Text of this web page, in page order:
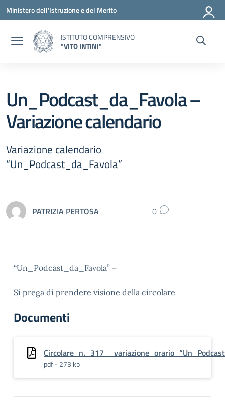
Vai ai contenuti
Vai al menu di navigazione
Vai al footer
Ministero dell'Istruzione e del Merito
ISTITUTO COMPRENSIVO
"VITO INTINI"
Un_Podcast_da_Favola –
Variazione calendario
Variazione calendario
“Un_Podcast_da_Favola”
PATRIZIA PERTOSA 0
“Un_Podcast_da_Favola” –
Si prega di prendere visione della circolare
Documenti
pdf - 273 kb